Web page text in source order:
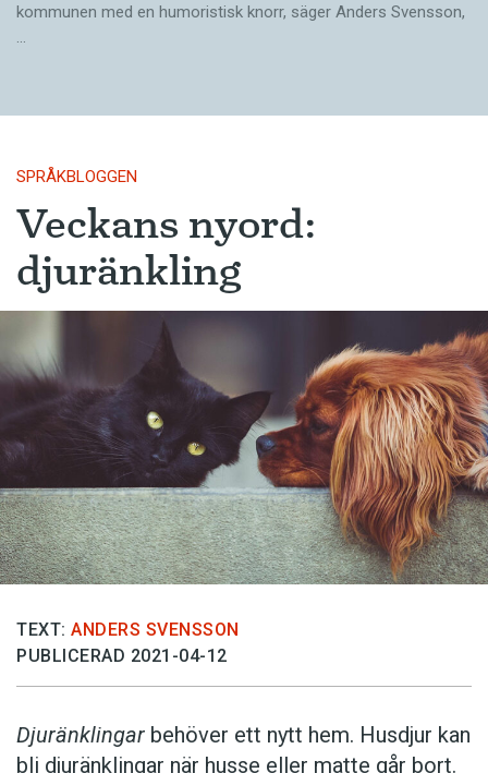
kommunen med en humoristisk knorr, säger Anders Svensson,
…
SPRÅKBLOGGEN
Veckans nyord:
djuränkling
TEXT: ANDERS SVENSSON
PUBLICERAD 2021-04-12
Djuränklingar behöver ett nytt hem. Husdjur kan
bli djuränklingar när husse eller matte går bort.